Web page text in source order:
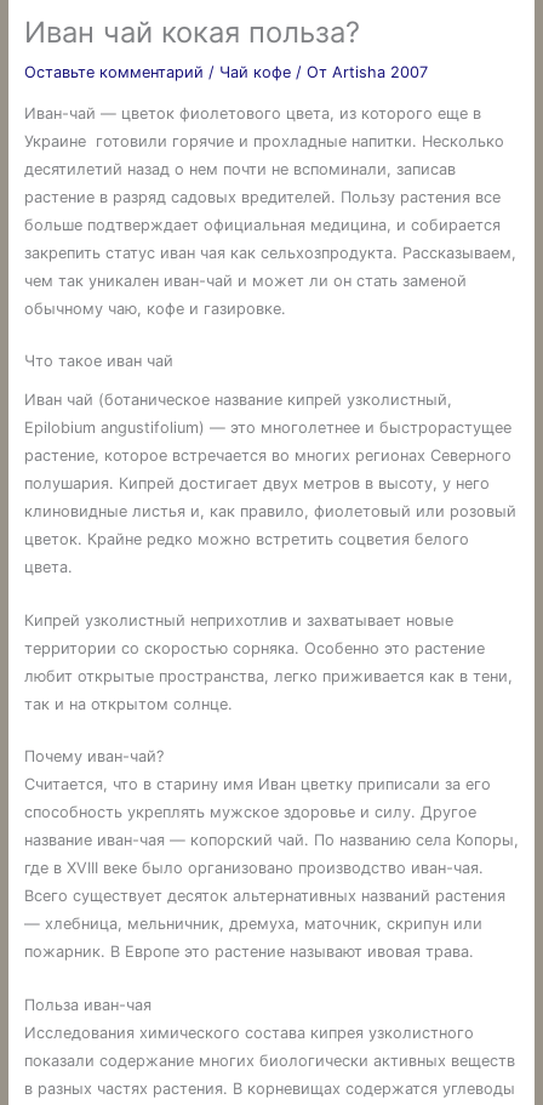
Иван чай кокая польза?
Оставьте комментарий / Чай кофе/ От Artisha 2007
Иван-чай — цветок фиолетового цвета, из которого еще в
Украине готовили горячие и прохладные напитки. Несколько
десятилетий назад о нем почти не вспоминали, записав
растение в разряд садовых вредителей. Пользу растения все
больше подтверждает официальная медицина, и собирается
закрепить статус иван чая как сельхозпродукта. Рассказываем,
чем так уникален иван-чай и может ли он стать заменой
обычному чаю, кофе и газировке.
Что такое иван чай
Иван чай (ботаническое название кипрей узколистный,
Epilobium angustifolium) — это многолетнее и быстрорастущее
растение, которое встречается во многих регионах Северного
полушария. Кипрей достигает двух метров в высоту, у него
клиновидные листья и, как правило, фиолетовый или розовый
цветок. Крайне редко можно встретить соцветия белого
цвета.
Кипрей узколистный неприхотлив и захватывает новые
территории со скоростью сорняка. Особенно это растение
любит открытые пространства, легко приживается как в тени,
так и на открытом солнце.
Почему иван-чай?
Считается, что в старину имя Иван цветку приписали за его
способность укреплять мужское здоровье и силу. Другое
название иван-чая — копорский чай. По названию села Копоры,
где в XVIII веке было организовано производство иван-чая.
Всего существует десяток альтернативных названий растения
— хлебница, мельничник, дремуха, маточник, скрипун или
пожарник. В Европе это растение называют ивовая трава.
Польза иван-чая
Исследования химического состава кипрея узколистного
показали содержание многих биологически активных веществ
в разных частях растения. В корневищах содержатся углеводы